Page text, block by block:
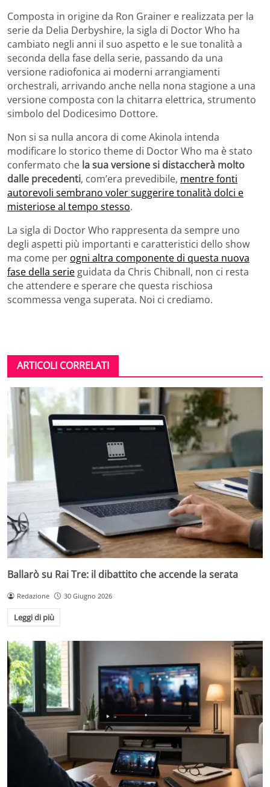
Composta in origine da Ron Grainer e realizzata per la
serie da Delia Derbyshire, la sigla di Doctor Who ha
cambiato negli anni il suo aspetto e le sue tonalità a
seconda della fase della serie, passando da una
versione radiofonica ai moderni arrangiamenti
orchestrali, arrivando anche nella nona stagione a una
versione composta con la chitarra elettrica, strumento
simbolo del Dodicesimo Dottore.
Non si sa nulla ancora di come Akinola intenda
modificare lo storico theme di Doctor Who ma è stato
confermato che la sua versione si distaccherà molto
dalle precedenti, com’era prevedibile, mentre fonti
autorevoli sembrano voler suggerire tonalità dolci e
misteriose al tempo stesso.
La sigla di Doctor Who rappresenta da sempre uno
degli aspetti più importanti e caratteristici dello show
ma come per ogni altra componente di questa nuova
fase della serie guidata da Chris Chibnall, non ci resta
che attendere e sperare che questa rischiosa
scommessa venga superata. Noi ci crediamo.
ARTICOLI CORRELATI
Ballarò su Rai Tre: il dibattito che accende la serata
Redazione 30 Giugno 2026
Leggi di più